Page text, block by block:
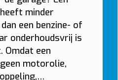
minder
een benzine- of
onderhoudsvrij is
Omdat een
motorolie,